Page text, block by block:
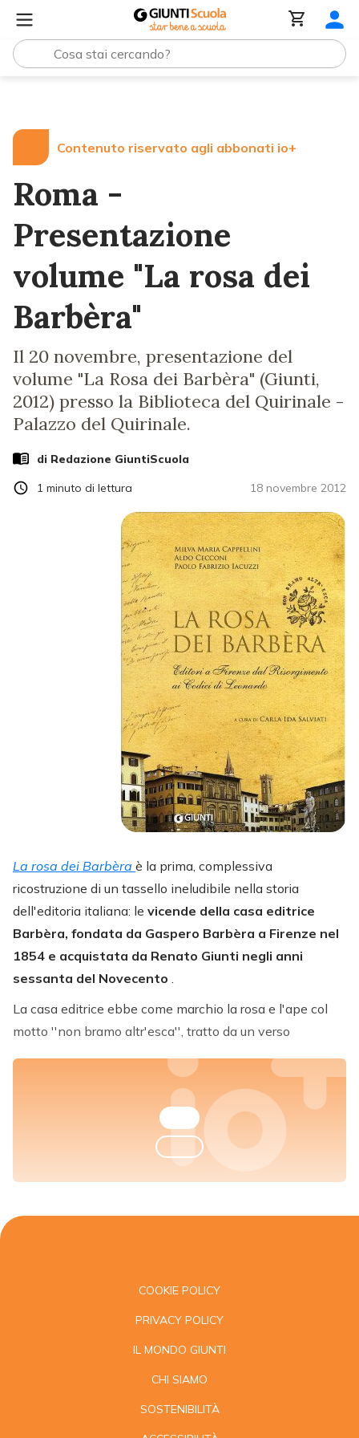
Contenuto riservato agli abbonati io+
Roma -
Presentazione
volume "La rosa dei
Barbèra"
Il 20 novembre, presentazione del
volume "La Rosa dei Barbèra" (Giunti,
2012) presso la Biblioteca del Quirinale -
Palazzo del Quirinale.
di Redazione GiuntiScuola
18 novembre 2012
1 minuto di lettura
La rosa dei Barbèra è la prima, complessiva
ricostruzione di un tassello ineludibile nella storia
dell'editoria italiana: le vicende della casa editrice
Barbèra, fondata da Gaspero Barbèra a Firenze nel
1854 e acquistata da Renato Giunti negli anni
sessanta del Novecento .
La casa editrice ebbe come marchio la rosa e l'ape col
motto ''non bramo altr'esca'', tratto da un verso
COOKIE POLICY
PRIVACY POLICY
IL MONDO GIUNTI
CHI SIAMO
SOSTENIBILITÀ